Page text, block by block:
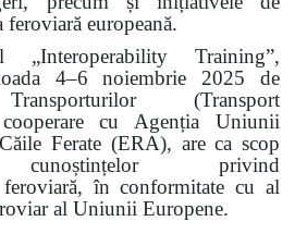
feroviară europeană.
„Interoperability Training”,
4–6 noiembrie 2025 de
(Transport
cu Agenția Uniunii
Ferate (ERA), are ca scop
cunoștințelor privind
feroviară, în conformitate cu al
al Uniunii Europene.